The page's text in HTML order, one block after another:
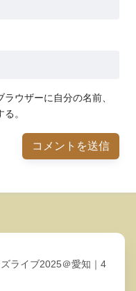
ウザーに自分の名前、
。
ライブ2025＠愛知｜4